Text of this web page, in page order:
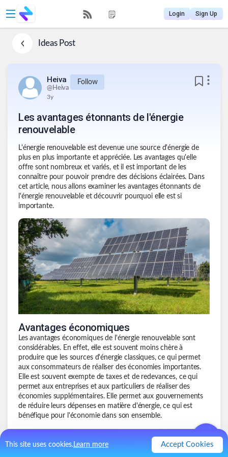
This site uses cookies.Learn more Accept Cookies
Login Sign Up
IdeasPost
Heiva
@Heiva
Follow
3y
Les avantages étonnants de l'énergie
renouvelable
L'énergie renouvelable est devenue une source d'énergie de
plus en plus importante et appréciée. Les avantages qu'elle
offre sont nombreux et variés, et il est important de les
connaître pour pouvoir prendre des décisions éclairées. Dans
cet article, nous allons examiner les avantages étonnants de
l'énergie renouvelable et découvrir pourquoi elle est si
importante.
Avantages économiques
Les avantages économiques de l'énergie renouvelable sont
considérables. En effet, elle est souvent moins chère à
produire que les sources d'énergie classiques, ce qui permet
aux consommateurs de réaliser des économies importantes.
Elle est souvent exempte de taxes et de redevances, ce qui
permet aux entreprises et aux particuliers de réaliser des
économies supplémentaires. Elle permet aux gouvernements
de réduire leurs dépenses en matière d'énergie, ce qui est
bénéfique pour l'économie dans son ensemble.
Avantages environnementaux
Les avantages environnementaux de l'énergie renouvelable
sont également considérables. En effet, elle ne produit pas de